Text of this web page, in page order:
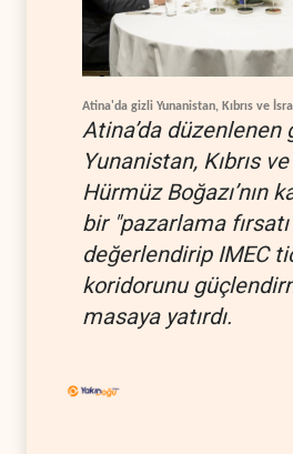
Atina'da gizli Yunanistan, Kıbrıs ve
Atina’da düzenlenen
Yunanistan, Kıbrıs
Hürmüz Boğazı’nın
bir "pazarlama
değerlendirip IMEC
koridorunu
masaya yatırdı.